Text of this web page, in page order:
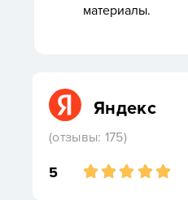
материалы.
Яндекс
(отзывы: 175)
5